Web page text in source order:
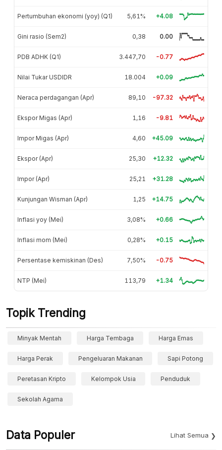
Pertumbuhan ekonomi (yoy) (Q1) 5,61% +4.08
Gini rasio (Sem2) 0,38 0.00
PDB ADHK (Q1) 3.447,70 -0.77
Nilai Tukar USDIDR 18.004 +0.09
Neraca perdagangan (Apr) 89,10 -97.32
Ekspor Migas (Apr) 1,16 -9.81
Impor Migas (Apr) 4,60 +45.09
Ekspor (Apr) 25,30 +12.32
Impor (Apr) 25,21 +31.28
Kunjungan Wisman (Apr) 1,25 +14.75
Inflasi yoy (Mei) 3,08% +0.66
Inflasi mom (Mei) 0,28% +0.15
Persentase kemiskinan (Des) 7,50% -0.75
NTP (Mei) 113,79 +1.34
Topik Trending
Minyak Mentah Harga Tembaga Harga Emas
Harga Perak Pengeluaran Makanan Sapi Potong
Peretasan Kripto Kelompok Usia Penduduk
Sekolah Agama
Data Populer Lihat Semua